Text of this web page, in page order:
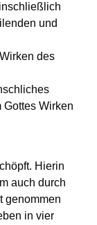
und
des
Gottes Wirken
Hierin
auch durch
genommen
in vier